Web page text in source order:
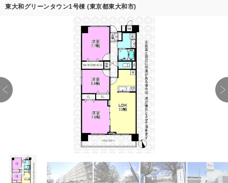
東大和グリーンタウン1号棟 (東京都東大和市)